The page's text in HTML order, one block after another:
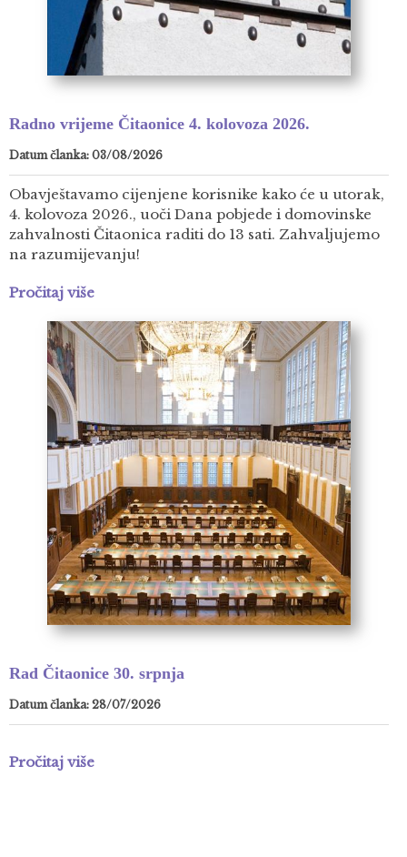
Radno vrijeme Čitaonice 4. kolovoza 2026.
Datum članka: 03/08/2026
Obavještavamo cijenjene korisnike kako će u utorak,
4. kolovoza 2026., uoči Dana pobjede i domovinske
zahvalnosti Čitaonica raditi do 13 sati. Zahvaljujemo
na razumijevanju!
Pročitaj više
Rad Čitaonice 30. srpnja
Datum članka: 28/07/2026
Pročitaj više